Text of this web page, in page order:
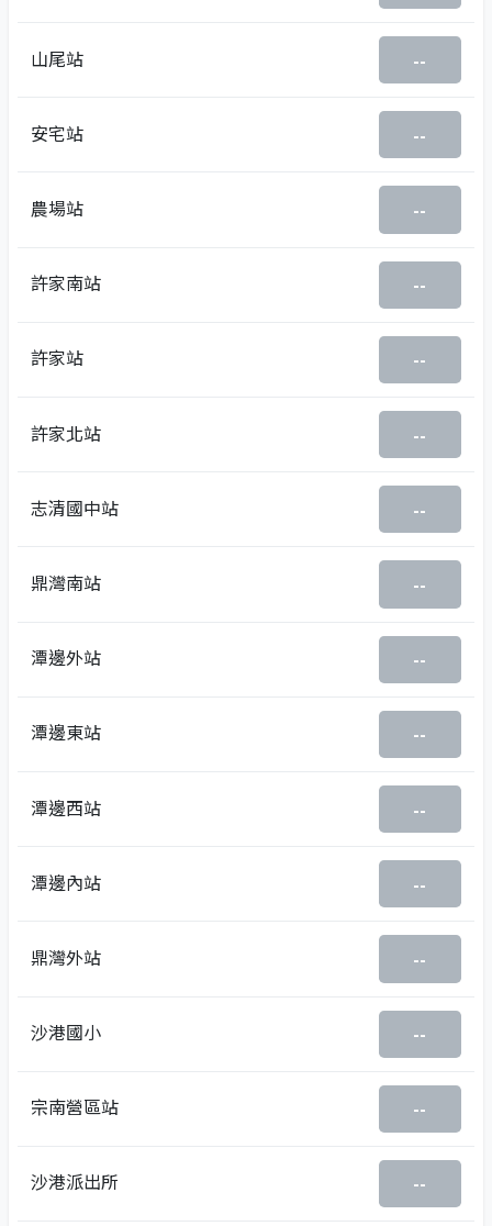
山尾站 --
安宅站 --
農場站 --
許家南站 --
許家站 --
許家北站 --
志清國中站 --
鼎灣南站 --
潭邊外站 --
潭邊東站 --
潭邊西站 --
潭邊內站 --
鼎灣外站 --
沙港國小 --
宗南營區站 --
沙港派出所 --